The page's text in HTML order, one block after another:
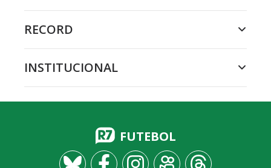
RECORD
INSTITUCIONAL
FUTEBOL